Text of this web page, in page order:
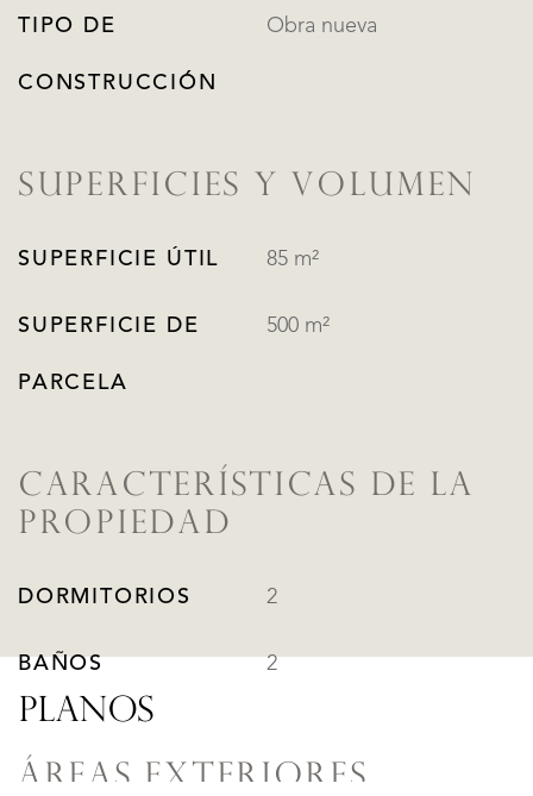
TIPO DE
CONSTRUCCIÓN
Obra nueva
SUPERFICIES Y VOLUMEN
SUPERFICIE ÚTIL 85 m²
SUPERFICIE DE
PARCELA
500 m²
CARACTERÍSTICAS DE LA
PROPIEDAD
DORMITORIOS 2
BAÑOS 2
ÁREAS EXTERIORES
PLANOS